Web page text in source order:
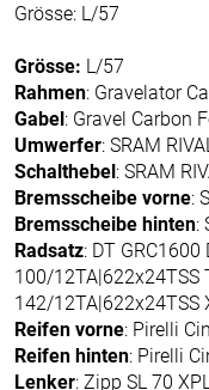
Grösse: L/57
Grösse: L/57
Rahmen: Gravelator
Gabel: Gravel Carbon
Umwerfer: SRAM
Schalthebel: SRAM
Bremsscheibe vorne:
Bremsscheibe hinten:
Radsatz: DT GRC1600
100/12TA|622x24TSS
142/12TA|622x24TSS
Reifen vorne: Pirelli
Reifen hinten: Pirelli
Lenker: Zipp SL 70